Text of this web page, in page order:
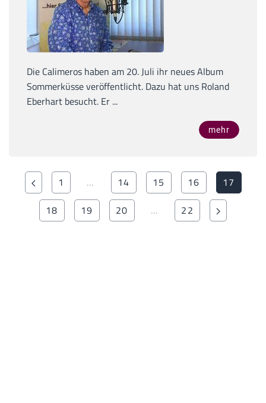
Die Calimeros haben am 20. Juli ihr neues Album
Sommerküsse veröffentlicht. Dazu hat uns Roland
Eberhart besucht. Er ...
mehr
1 … 14 15 16
17
18
19 20 … 22